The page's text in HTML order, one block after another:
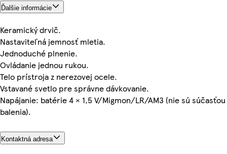
Ďalšie informácie
Keramický drvič.
Nastaviteľná jemnosť mletia.
Jednoduché plnenie.
Ovládanie jednou rukou.
Telo prístroja z nerezovej ocele.
Vstavané svetlo pre správne dávkovanie.
Napájanie: batérie 4 × 1,5 V/Migmon/LR/AM3 (nie sú súčasťou
balenia).
Kontaktná adresa